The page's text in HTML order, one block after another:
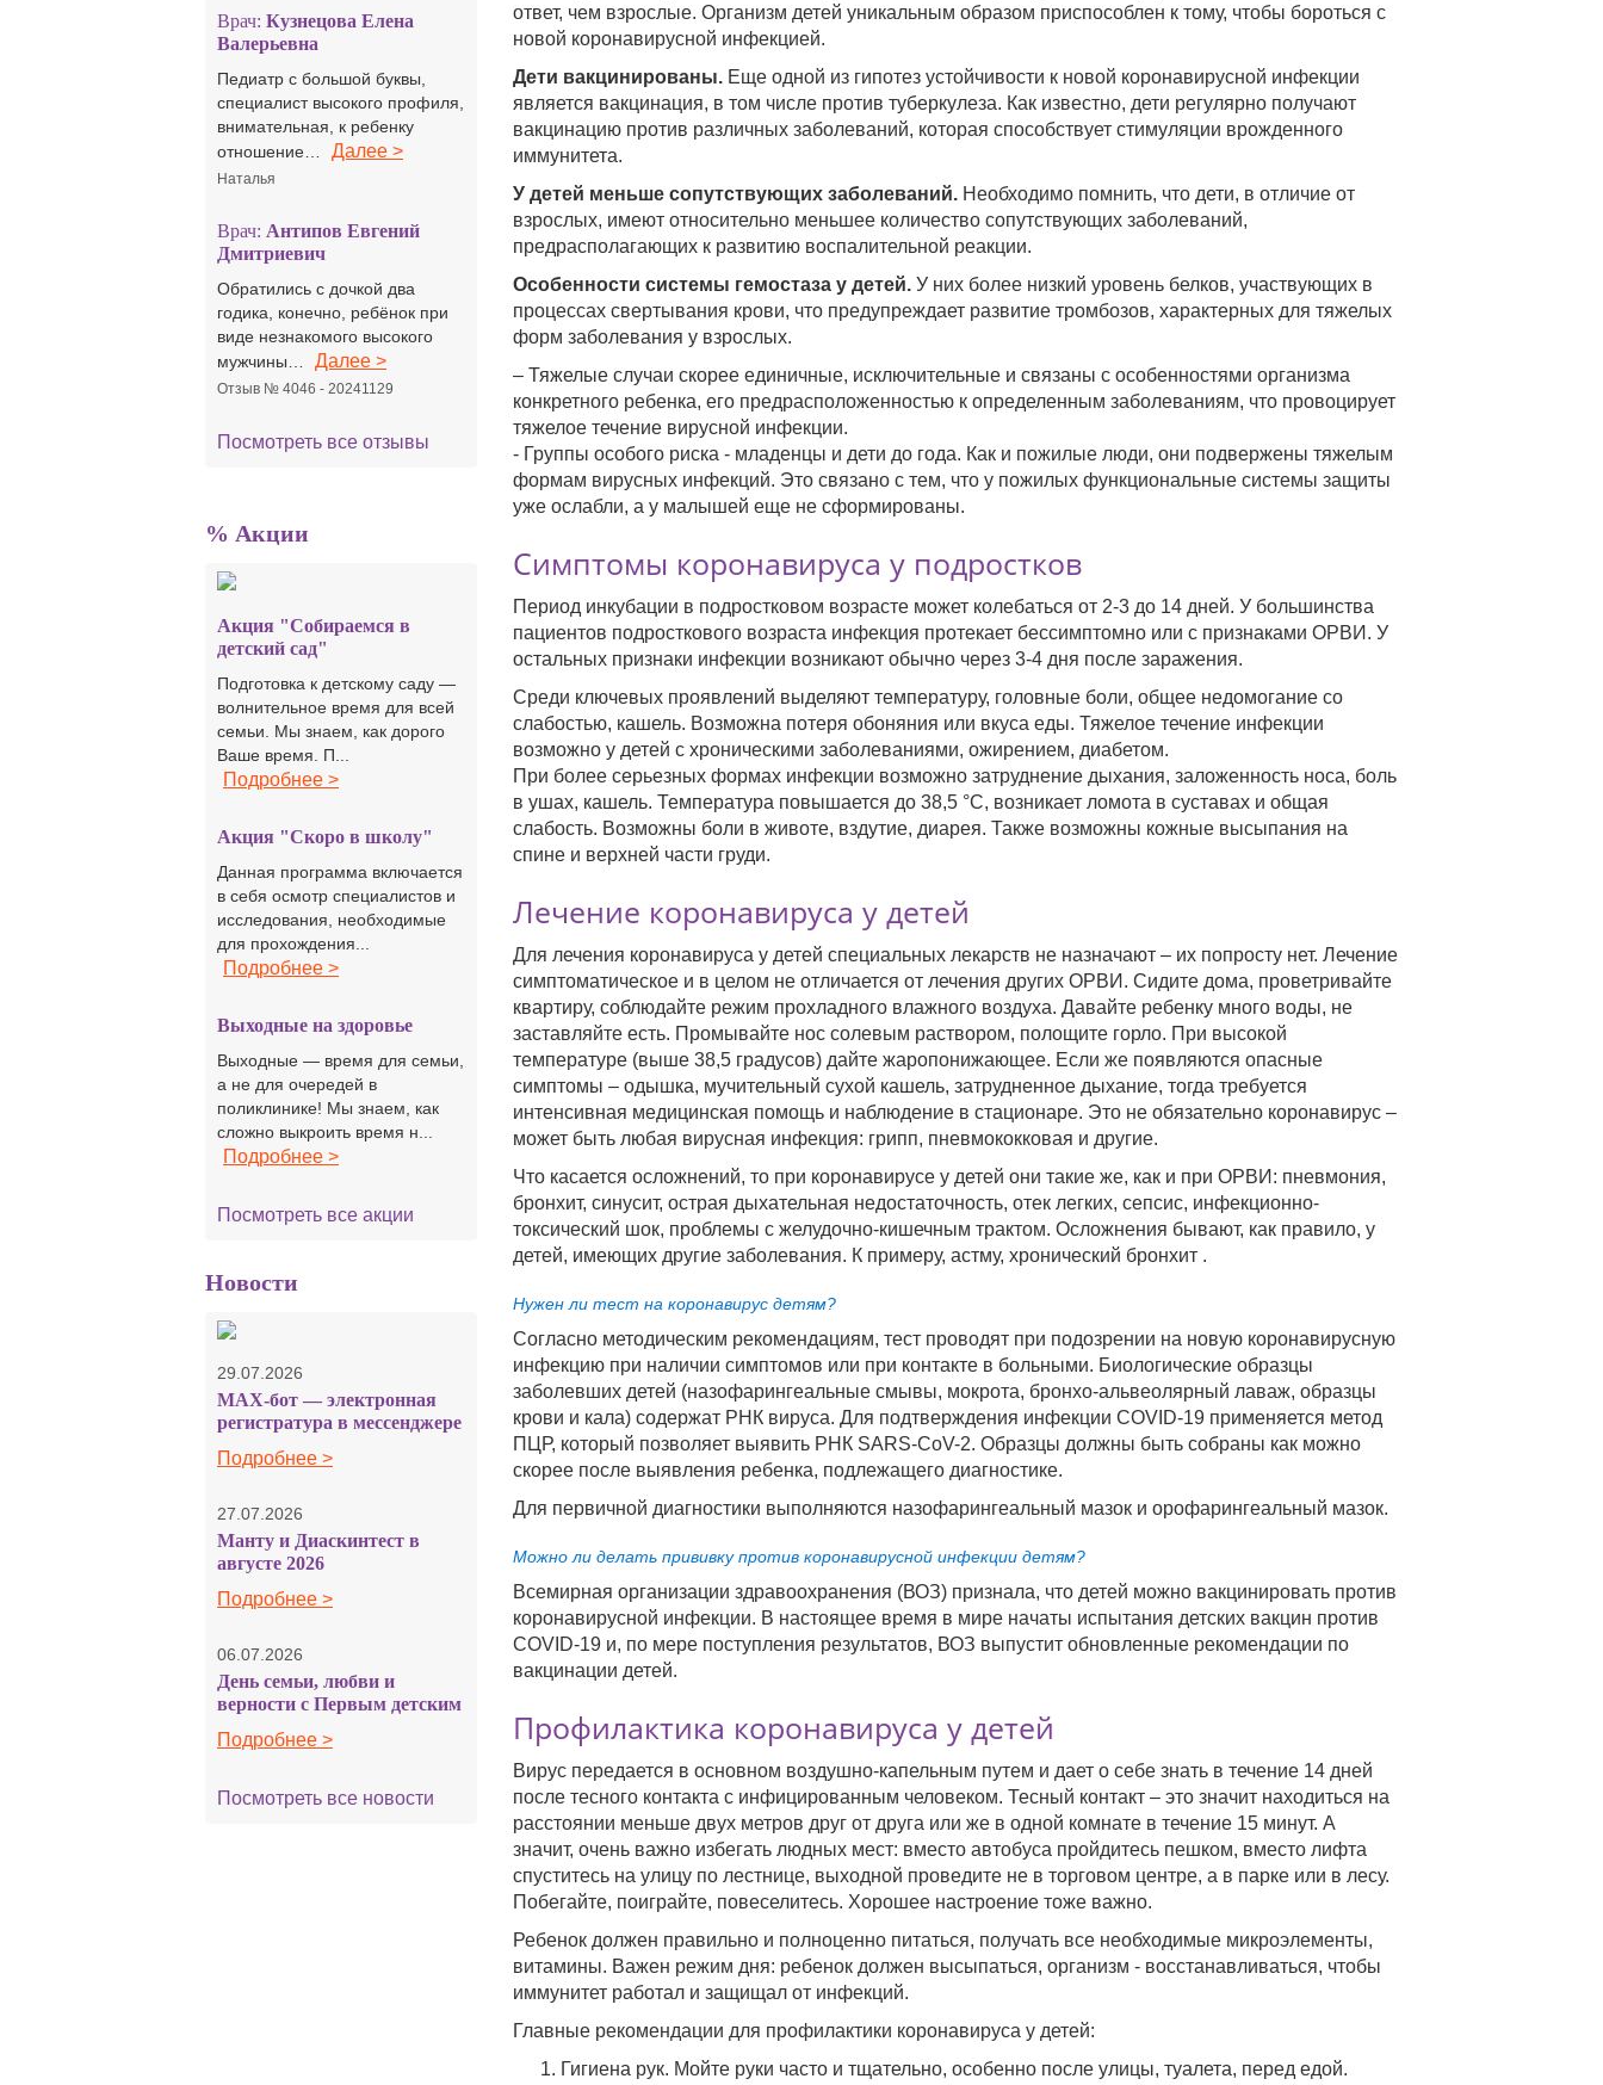
ответ, чем взрослые. Организм детей уникальным образом приспособлен к тому, чтобы бороться с
новой коронавирусной инфекцией.
Дети вакцинированы.Еще одной из гипотез устойчивости к новой коронавирусной инфекции
является вакцинация, в том числе против туберкулеза. Как известно, дети регулярно получают
вакцинацию против различных заболеваний, которая способствует стимуляции врожденного
иммунитета.
У детей меньше сопутствующих заболеваний.Необходимо помнить, что дети, в отличие от
взрослых, имеют относительно меньшее количество сопутствующих заболеваний,
предрасполагающих к развитию воспалительной реакции.
Особенности системы гемостаза у детей.У них более низкий уровень белков, участвующих в
процессах свертывания крови, что предупреждает развитие тромбозов, характерных для тяжелых
форм заболевания у взрослых.
– Тяжелые случаи скорее единичные, исключительные и связаны с особенностями организма
конкретного ребенка, его предрасположенностью к определенным заболеваниям, что провоцирует
тяжелое течение вирусной инфекции.
- Группы особого риска - младенцы и дети до года. Как и пожилые люди, они подвержены тяжелым
формам вирусных инфекций. Это связано с тем, что у пожилых функциональные системы защиты
уже ослабли, а у малышей еще не сформированы.
Симптомы коронавируса у подростков
Период инкубации в подростковом возрасте может колебаться от 2-3 до 14 дней. У большинства
пациентов подросткового возраста инфекция протекает бессимптомно или с признаками ОРВИ. У
остальных признаки инфекции возникают обычно через 3-4 дня после заражения.
Среди ключевых проявлений выделяют температуру, головные боли, общее недомогание со
слабостью, кашель. Возможна потеря обоняния или вкуса еды. Тяжелое течение инфекции
возможно у детей с хроническими заболеваниями, ожирением, диабетом.
При более серьезных формах инфекции возможно затруднение дыхания, заложенность носа, боль
в ушах, кашель. Температура повышается до 38,5 °С, возникает ломота в суставах и общая
слабость. Возможны боли в животе, вздутие, диарея. Также возможны кожные высыпания на
спине и верхней части груди.
Лечение коронавируса у детей
Для лечения коронавируса у детей специальных лекарств не назначают – их попросту нет. Лечение
симптоматическое и в целом не отличается от лечения других ОРВИ. Сидите дома, проветривайте
квартиру, соблюдайте режим прохладного влажного воздуха. Давайте ребенку много воды, не
заставляйте есть. Промывайте нос солевым раствором, полощите горло. При высокой
температуре (выше 38,5 градусов) дайте жаропонижающее. Если же появляются опасные
симптомы – одышка, мучительный сухой кашель, затрудненное дыхание, тогда требуется
интенсивная медицинская помощь и наблюдение в стационаре. Это не обязательно коронавирус –
может быть любая вирусная инфекция: грипп, пневмококковая и другие.
Что касается осложнений, то при коронавирусе у детей они такие же, как и при ОРВИ: пневмония,
бронхит, синусит, острая дыхательная недостаточность, отек легких, сепсис, инфекционно-
токсический шок, проблемы с желудочно-кишечным трактом. Осложнения бывают, как правило, у
детей, имеющих другие заболевания. К примеру, астму, хронический бронхит .
Нужен ли тест на коронавирус детям?
Согласно методическим рекомендациям, тест проводят при подозрении на новую коронавирусную
инфекцию при наличии симптомов или при контакте в больными. Биологические образцы
заболевших детей (назофарингеальные смывы, мокрота, бронхо-альвеолярный лаваж, образцы
крови и кала) содержат РНК вируса. Для подтверждения инфекции COVID-19 применяется метод
ПЦР, который позволяет выявить РНК SARS-CoV-2. Образцы должны быть собраны как можно
скорее после выявления ребенка, подлежащего диагностике.
Для первичной диагностики выполняются назофарингеальный мазок и орофарингеальный мазок.
Можно ли делать прививку против коронавирусной инфекции детям?
Всемирная организации здравоохранения (ВОЗ) признала, что детей можно вакцинировать против
коронавирусной инфекции. В настоящее время в мире начаты испытания детских вакцин против
COVID-19 и, по мере поступления результатов, ВОЗ выпустит обновленные рекомендации по
вакцинации детей.
Профилактика коронавируса у детей
Вирус передается в основном воздушно-капельным путем и дает о себе знать в течение 14 дней
после тесного контакта с инфицированным человеком. Тесный контакт – это значит находиться на
расстоянии меньше двух метров друг от друга или же в одной комнате в течение 15 минут. А
значит, очень важно избегать людных мест: вместо автобуса пройдитесь пешком, вместо лифта
спуститесь на улицу по лестнице, выходной проведите не в торговом центре, а в парке или в лесу.
Побегайте, поиграйте, повеселитесь. Хорошее настроение тоже важно.
Ребенок должен правильно и полноценно питаться, получать все необходимые микроэлементы,
витамины. Важен режим дня: ребенок должен высыпаться, организм - восстанавливаться, чтобы
иммунитет работал и защищал от инфекций.
Главные рекомендации для профилактики коронавируса у детей:
Гигиена рук. Мойте руки часто и тщательно, особенно после улицы, туалета, перед едой.
Врач: Кузнецова Елена
Валерьевна
Педиатр с большой буквы,
специалист высокого профиля,
внимательная, к ребенку
отношение…
Далее >
Наталья
Врач: Антипов Евгений
Дмитриевич
Обратились с дочкой два
годика, конечно, ребёнок при
виде незнакомого высокого
мужчины…
Далее >
Отзыв № 4046 - 20241129
Посмотреть все отзывы
% Акции
Акция "Собираемся в
детский сад"
Подготовка к детскому саду —
волнительное время для всей
семьи. Мы знаем, как дорого
Ваше время. П...
Подробнее >
Акция "Скоро в школу"
Данная программа включается
в себя осмотр специалистов и
исследования, необходимые
для прохождения...
Подробнее >
Выходные на здоровье
Выходные — время для семьи,
а не для очередей в
поликлинике! Мы знаем, как
сложно выкроить время н...
Подробнее >
Посмотреть все акции
Новости
29.07.2026
MAX-бот — электронная
регистратура в мессенджере
Подробнее >
27.07.2026
Манту и Диаскинтест в
августе 2026
Подробнее >
06.07.2026
День семьи, любви и
верности с Первым детским
Подробнее >
Посмотреть все новости